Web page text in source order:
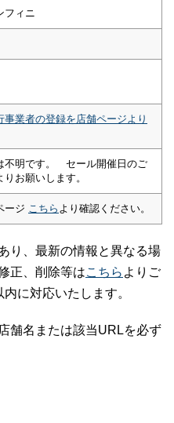
ィニ
事業者の登録を店舗ページより
不明です。 セール開催日のご
りお願いします。
ージ こちら より確認ください。
り、最新の情報と異なる場
正、削除等はこちら よりご
に対応いたします。
舗名または該当URLを必ず